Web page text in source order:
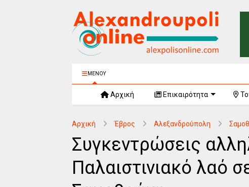
ΜΕΝΟΥ
Αρχική Επικαιρότητα
Αρχική Έβρος Αλεξανδρούπολη
Συγκεντρώσεις
Παλαιστινιακό λαό